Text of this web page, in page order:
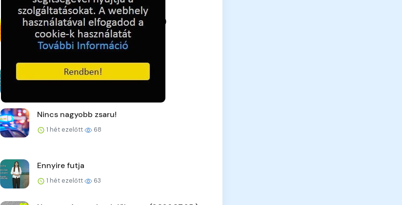
Új fővárosi szélrekord (2026.07.27.)
1 hét ezelőtt 59
A kemence előtt
Nincs nagyobb zsaru!
1 hét ezelőtt 68
Ennyire futja
1 hét ezelőtt 63